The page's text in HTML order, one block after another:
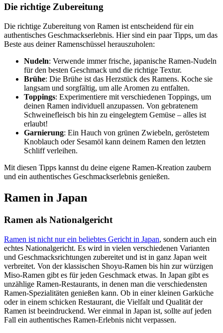
Die richtige Zubereitung
Die richtige Zubereitung von Ramen ist entscheidend für ein
authentisches Geschmackserlebnis. Hier sind ein paar Tipps, um das
Beste aus deiner Ramenschüssel herauszuholen:
Nudeln: Verwende immer frische, japanische Ramen-Nudeln
für den besten Geschmack und die richtige Textur.
Brühe: Die Brühe ist das Herzstück des Ramens. Koche sie
langsam und sorgfältig, um alle Aromen zu entfalten.
Toppings: Experimentiere mit verschiedenen Toppings, um
deinen Ramen individuell anzupassen. Von gebratenem
Schweinefleisch bis hin zu eingelegtem Gemüse – alles ist
erlaubt!
Garnierung: Ein Hauch von grünen Zwiebeln, geröstetem
Knoblauch oder Sesamöl kann deinem Ramen den letzten
Schliff verleihen.
Mit diesen Tipps kannst du deine eigene Ramen-Kreation zaubern
und ein authentisches Geschmackserlebnis genießen.
Ramen in Japan
Ramen als Nationalgericht
Ramen ist nicht nur ein beliebtes Gericht in Japan, sondern auch ein
echtes Nationalgericht. Es wird in vielen verschiedenen Varianten
und Geschmacksrichtungen zubereitet und ist in ganz Japan weit
verbreitet. Von der klassischen Shoyu-Ramen bis hin zur würzigen
Miso-Ramen gibt es für jeden Geschmack etwas. In Japan gibt es
unzählige Ramen-Restaurants, in denen man die verschiedensten
Ramen-Spezialitäten genießen kann. Ob in einer kleinen Garküche
oder in einem schicken Restaurant, die Vielfalt und Qualität der
Ramen ist beeindruckend. Wer einmal in Japan ist, sollte auf jeden
Fall ein authentisches Ramen-Erlebnis nicht verpassen.